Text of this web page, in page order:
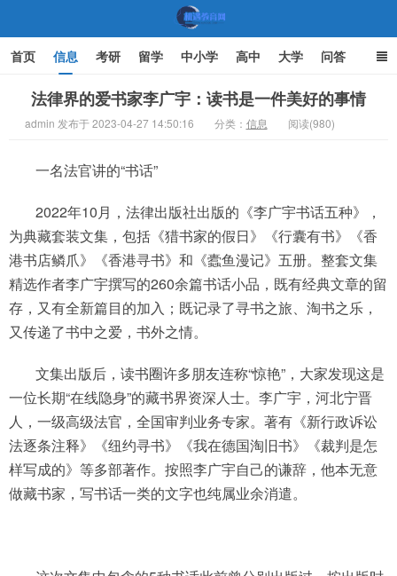
首页 信息 考研 留学 中小学 高中 大学 问答
文化 家庭教育
法律界的爱书家李广宇：读书是一件美好的事情
admin 发布于 2023-04-27 14:50:16 分类： 信息 阅读(980)
一名法官讲的“书话”
2022年10月，法律出版社出版的《李广宇书话五种》，
为典藏套装文集，包括《猎书家的假日》《行囊有书》《香
港书店鳞爪》《香港寻书》和《蠹鱼漫记》五册。整套文集
精选作者李广宇撰写的260余篇书话小品，既有经典文章的留
存，又有全新篇目的加入；既记录了寻书之旅、淘书之乐，
又传递了书中之爱，书外之情。
文集出版后，读书圈许多朋友连称“惊艳”，大家发现这是
一位长期“在线隐身”的藏书界资深人士。李广宇，河北宁晋
人，一级高级法官，全国审判业务专家。著有《新行政诉讼
法逐条注释》《纽约寻书》《我在德国淘旧书》《裁判是怎
样写成的》等多部著作。按照李广宇自己的谦辞，他本无意
做藏书家，写书话一类的文字也纯属业余消遣。